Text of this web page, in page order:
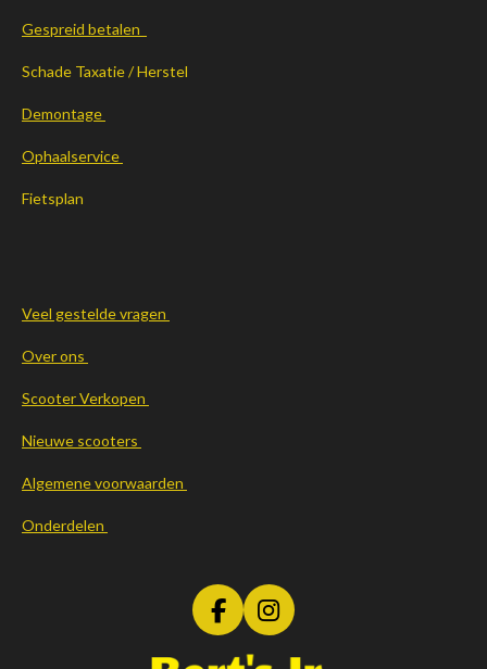
Gespreid betalen
Schade Taxatie / Herstel
Demontage
Ophaalservice
Fietsplan
Veel gestelde vragen
Over ons
Scooter Verkopen
Nieuwe scooters
Algemene voorwaarden
Onderdelen
F
a
I
n